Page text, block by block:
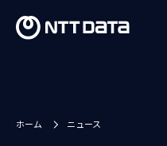
ホーム ニュース